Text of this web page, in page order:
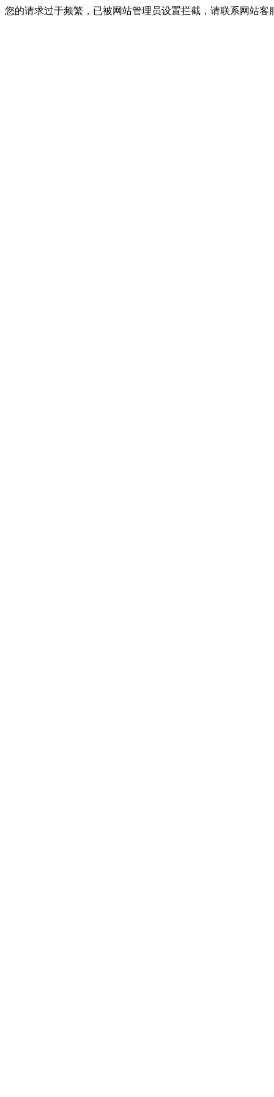
您的请求过于频繁，已被网站管理员设置拦截，请联系网站客